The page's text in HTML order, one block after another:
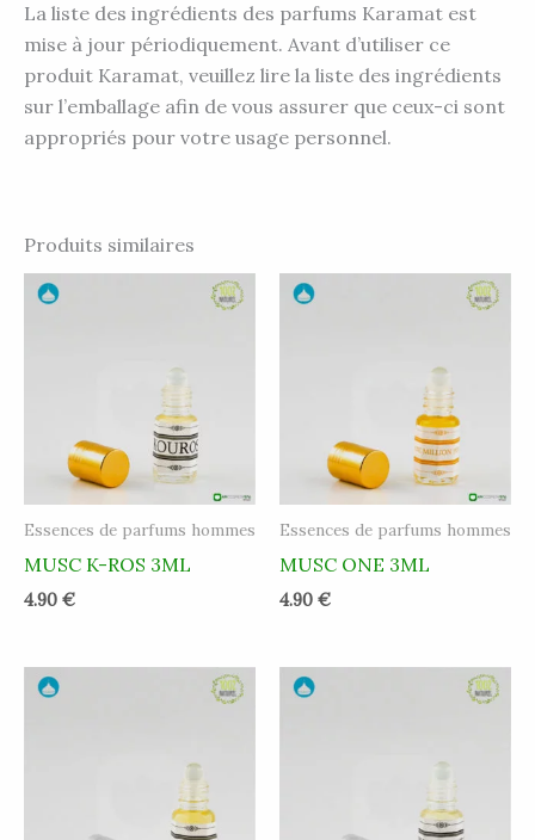
La liste des ingrédients des parfums Karamat est
mise à jour périodiquement. Avant d’utiliser ce
produit Karamat, veuillez lire la liste des ingrédients
sur l’emballage afin de vous assurer que ceux-ci sont
appropriés pour votre usage personnel.
Produits similaires
Essences de parfums hommes
MUSC K-ROS 3ML
4.90 €
Essences de parfums hommes
MUSC ONE 3ML
4.90 €